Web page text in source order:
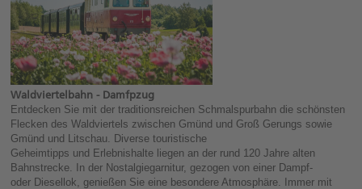
Waldviertelbahn - Damfpzug
Entdecken Sie mit der traditionsreichen Schmalspurbahn die schönsten
Flecken des Waldviertels zwischen Gmünd und Groß Gerungs sowie
Gmünd und Litschau. Diverse touristische
Geheimtipps und Erlebnishalte liegen an der rund 120 Jahre alten
Bahnstrecke. In der Nostalgiegarnitur, gezogen von einer Dampf-
oder Diesellok, genießen Sie eine besondere Atmosphäre. Immer mit